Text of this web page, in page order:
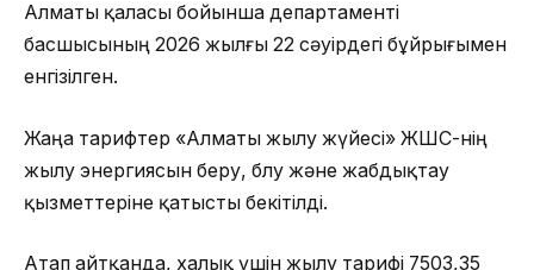
Алматы қаласы бойынша департаменті
басшысының 2026 жылғы 22 сәуірдегі бұйрығымен
енгізілген.
Жаңа тарифтер «Алматы жылу жүйесі» ЖШС-нің
жылу энергиясын беру, бөлу және жабдықтау
қызметтеріне қатысты бекітілді.
Атап айтқанда, халық үшін жылу тарифі 7503,35